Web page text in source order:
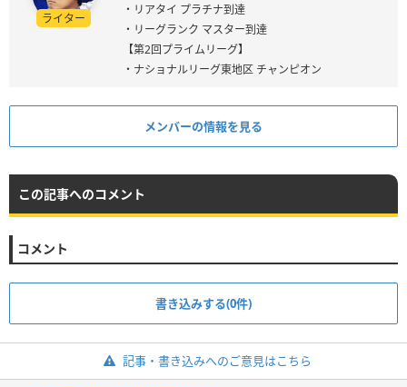
ライター
・リアタイ プラチナ到達
・リーグランク マスター到達
【第2回プライムリーグ】
・ナショナルリーグ東地区 チャンピオン
メンバーの情報を見る
この記事へのコメント
コメント
書き込みする(0件)
記事・書き込みへのご意見はこちら